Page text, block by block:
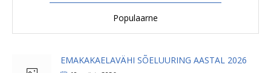
Populaarne
EMAKAKAELAVÄHI SÕELUURING AASTAL 2026